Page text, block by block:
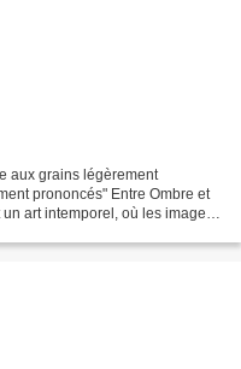
aux grains légèrement
prononcés" Entre Ombre et
art intemporel, où les images